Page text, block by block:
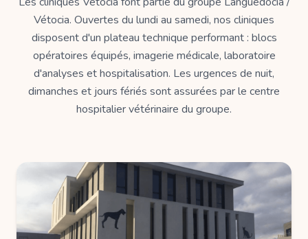
Vétocia. Ouvertes du lundi au samedi, nos cliniques
disposent d'un plateau technique performant : blocs
opératoires équipés, imagerie médicale, laboratoire
d'analyses et hospitalisation. Les urgences de nuit,
dimanches et jours fériés sont assurées par le centre
hospitalier vétérinaire du groupe.